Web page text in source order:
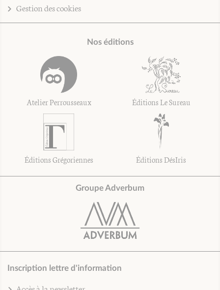
Gestion des cookies
Nos éditions
Atelier Perrousseaux Éditions Le Sureau
Éditions Grégoriennes Éditions DésIris
Groupe Adverbum
Inscription lettre d'information